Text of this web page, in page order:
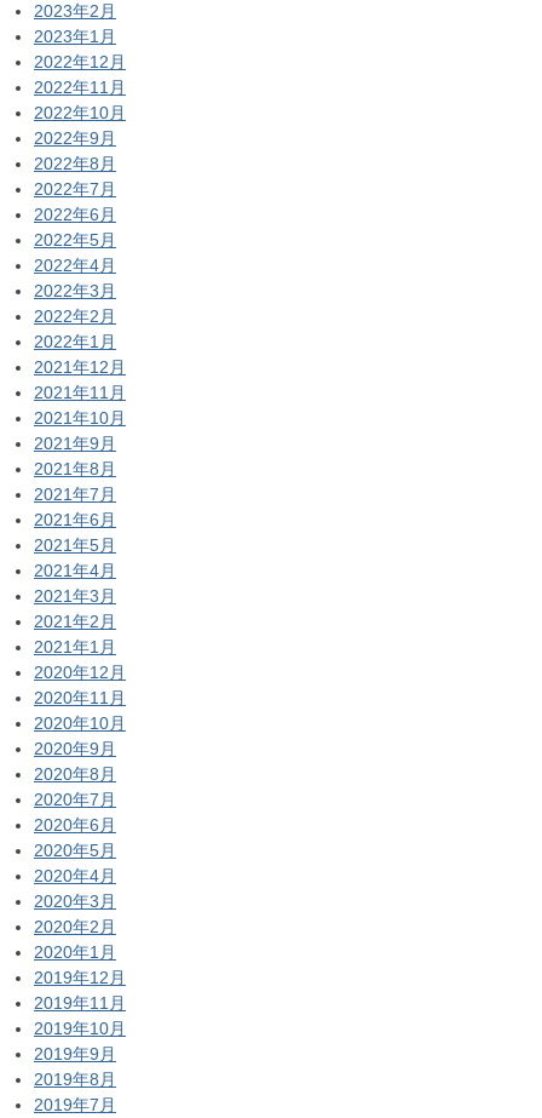
2023年2月
2023年1月
2022年12月
2022年11月
2022年10月
2022年9月
2022年8月
2022年7月
2022年6月
2022年5月
2022年4月
2022年3月
2022年2月
2022年1月
2021年12月
2021年11月
2021年10月
2021年9月
2021年8月
2021年7月
2021年6月
2021年5月
2021年4月
2021年3月
2021年2月
2021年1月
2020年12月
2020年11月
2020年10月
2020年9月
2020年8月
2020年7月
2020年6月
2020年5月
2020年4月
2020年3月
2020年2月
2020年1月
2019年12月
2019年11月
2019年10月
2019年9月
2019年8月
2019年7月